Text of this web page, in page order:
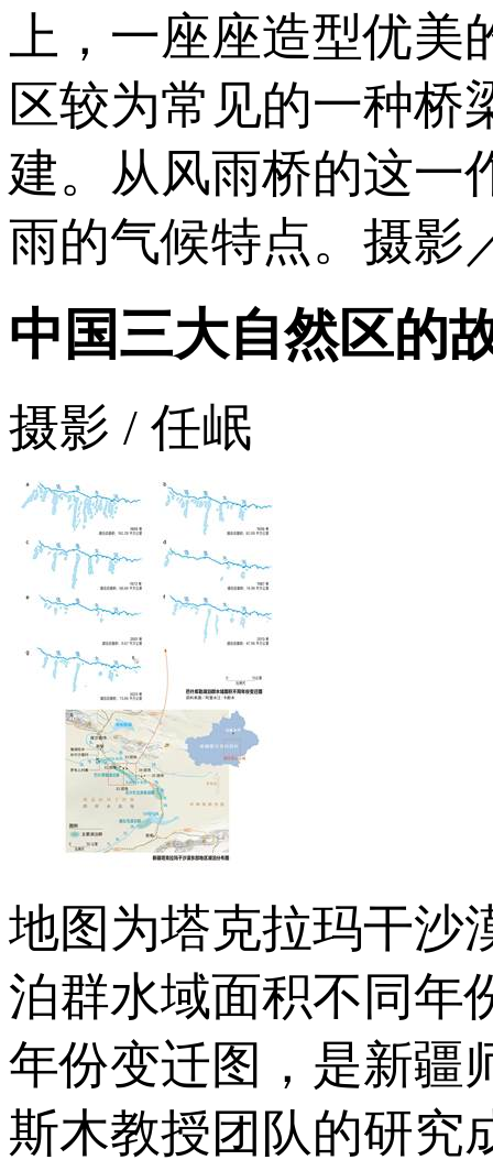
上，一座座造型优
区较为常见的一种桥
建。从风雨桥的这一
雨的气候特点。摄影
中国三大自然区的
摄影 / 任岷
地图为塔克拉玛干沙
泊群水域面积不同年
年份变迁图，是新疆
斯木教授团队的研究